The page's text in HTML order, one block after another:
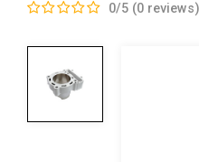
0/5 (0 reviews)